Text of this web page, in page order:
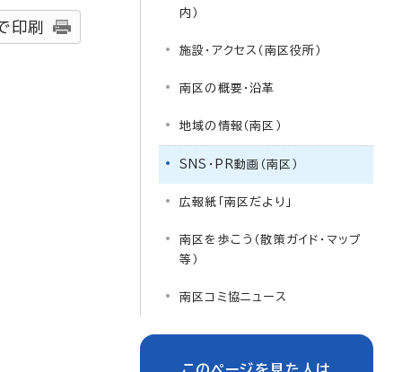
印刷
内）
施設・アクセス（南区役所）
南区の概要・沿革
地域の情報（南区）
SNS・PR動画（南区）
広報紙「南区だより」
南区を歩こう（散策ガイド・マップ
等）
南区コミ協ニュース